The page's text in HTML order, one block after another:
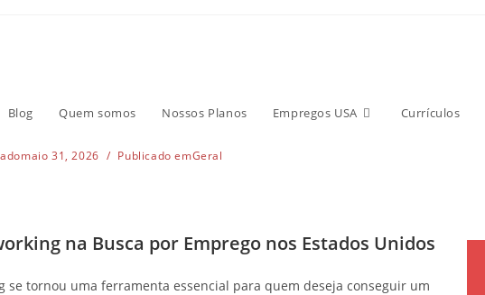
Blog Quem somos Nossos Planos Empregos USA Currículos
Estados Unidos
maio 31, 2026 Publicado emGeral
na Busca por Emprego nos Estados Unidos
se tornou uma ferramenta essencial para quem deseja conseguir um